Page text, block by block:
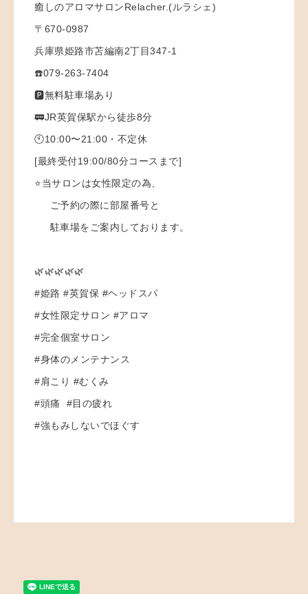
癒しのアロマサロンRelacher.(ルラシェ)
〒670-0987
兵庫県姫路市苫編南2丁目347-1
☎️079-263-7404
🅿️無料駐車場あり
🚃JR英賀保駅から徒歩8分
🕙10:00〜21:00・不定休
[最終受付19:00/80分コースまで]
⭐️当サロンは女性限定の為、
ご予約の際に部屋番号と
駐車場をご案内しております。
🌿🌿🌿🌿🌿
#姫路 #英賀保 #ヘッドスパ
#女性限定サロン #アロマ
#完全個室サロン
#身体のメンテナンス
#肩こり #むくみ
#頭痛 #目の疲れ
#強もみしないでほぐす